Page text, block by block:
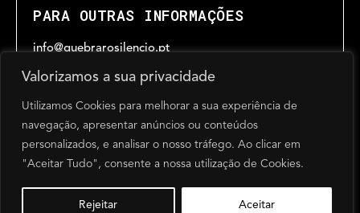
Valorizamos a sua privacidade
Utilizamos Cookies para melhorar a sua experiência de
navegação, apresentar anúncios ou conteúdos
personalizados, e analisar o nosso tráfego. Ao clicar em
"Aceitar Tudo", consente a nossa utilização de Cookies.
Rejeitar Aceitar
PARA OUTRAS INFORMAÇÕES
info@quebrarosilencio.pt
HORÁRIO
Das 9h30 às 17h30
de segunda a sexta-feira, excepto feriados